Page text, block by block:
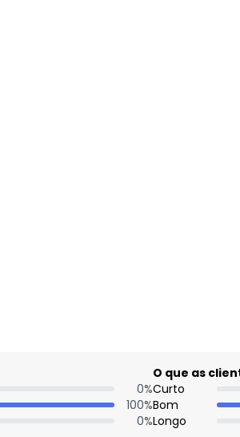
0%
100%
0%
O que as
Curto
Bom
Longo